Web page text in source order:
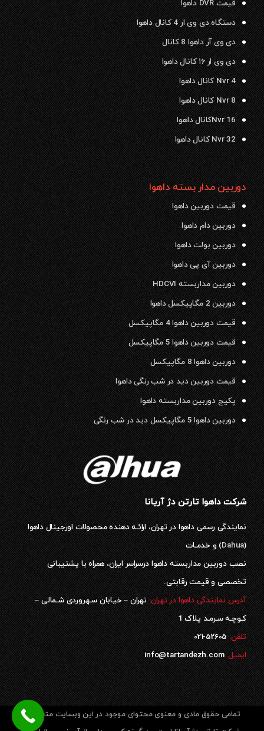
قیمت DVR داهوا
دستگاه دی وی ار 4 کانال داهوا
دی وی آر داهوا 8 کانال
دی وی ار ۱۶ کانال داهوا
Nvr 4 کانال داهوا
Nvr 8 کانال داهوا
Nvr 16کانال داهوا
Nvr 32 کانال داهوا
دوربین مدار بسته داهوا
قیمت دوربین داهوا
دوربین دام داهوا
دوربین بولت داهوا
دوربین آی پی داهوا
دوربین مداربسته HDCVI
دوربین 2 مگاپیکسل داهوا
قیمت دوربین داهوا 4 مگاپیکسل
قیمت دوربین داهوا 5 مگاپیکسل
دوربین داهوا 8 مگاپیکسل
قیمت دوربین دید در شب رنگی داهوا
پکیج دوربین مداربسته داهوا
دوربین داهوا 5 مگاپیکسل دید در شب رنگی
شرکت داهوا تارتن دژ آریانا
نمایندگی رسمی داهوا در تهران، ارائـه دهنده محصولات اورجینال داهوا
(
Dahua) و خدمـات
نصب دوربین مداربسته داهوا درسراسر ایران، همراه با پشتیبانی
تخصصی و قیمت رقابتی.
آدرس نمایندگی داهوا در تهران:تهران – خیابان سـهروردی شـمالی –
کـوچـه سـرمـد پلاک 1
تلفن:52605-021
ایمیل:info@tartandezh.com
تمامی حقوق مادی و معنوی محتوای موجود در این وبسایت متعلق به